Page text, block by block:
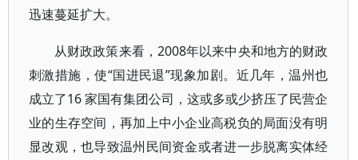
迅速蔓延扩大。
从财政政策来看，2008年以来中央和地方的财政
刺激措施，使“国进民退”现象加剧。近几年，温州也
成立了16 家国有集团公司，这或多或少挤压了民营企
业的生存空间，再加上中小企业高税负的局面没有明
显改观，也导致温州民间资金或者进一步脱离实体经